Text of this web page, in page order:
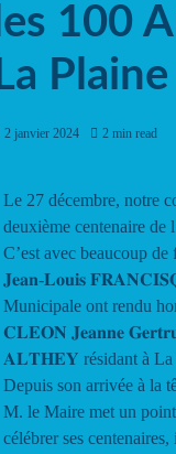
les 100
La Plaine
2 janvier 2024 2 min read
Le 27 décembre, notre
deuxième centenaire de
C’est avec beaucoup
𝐉𝐞𝐚𝐧-𝐋𝐨𝐮𝐢𝐬
Municipale ont rendu
𝐂𝐋𝐄𝐎𝐍 𝐉𝐞𝐚𝐧𝐧𝐞
𝐀𝐋𝐓𝐇𝐄𝐘 résidant à La
Depuis son arrivée à la
M. le Maire met un point
célébrer ses